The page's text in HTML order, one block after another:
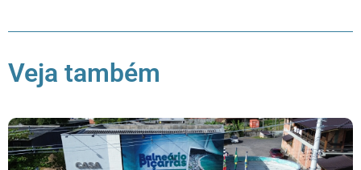
Veja também